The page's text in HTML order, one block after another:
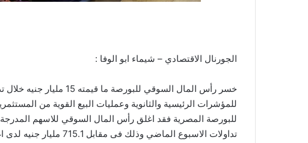
الجورنال الاقتصادي – شيماء ابو الوفا :
خسر رأس المال السوقي
للمؤشرات الرئيسية والثانوية وعمليات البيع القوية من